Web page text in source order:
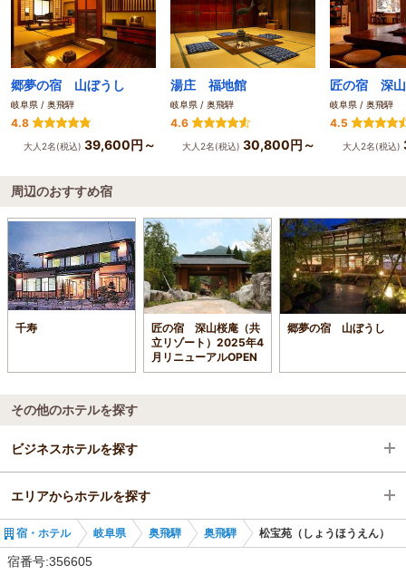
郷夢の宿 山ぼうし
岐阜県 / 奥飛騨
4.8
大人2名(税込) 39,600円～
湯庄 福地館
岐阜県 / 奥飛騨
4.6
大人2名(税込) 30,800円～
岐阜県 / 奥飛騨
4.5
大人2名(税込)
周辺のおすすめ宿
千寿
匠の宿 深山桜庵（共
立リゾート）2025年4
月リニューアルOPEN
郷夢の宿 山ぼうし
その他のホテルを探す
ビジネスホテルを探す
岐阜県
奥飛騨
エリアからホテルを探す
岐阜県
宿・ホテル 岐阜県 奥飛騨 奥飛騨 松宝苑（しょうほうえん）
宿番号:356605